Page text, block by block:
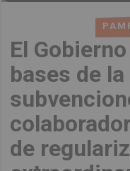
El
bases de
de